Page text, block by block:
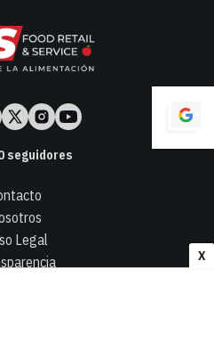
X
seguidores
Legal